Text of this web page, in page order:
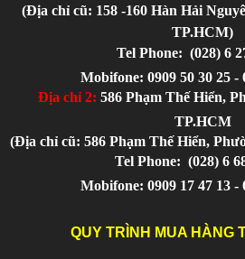
(Địa chỉ cũ: 158 -160 Hàn Hải
TP.HCM)
Tel Phone: (028) 6
Mobifone: 0909 50 30 25 -
Địa chỉ 2: 586 Phạm Thế Hiển,
TP.HCM
(Địa chỉ cũ: 586 Phạm Thế Hiển,
Tel Phone: (028) 6
Mobifone: 0909 17 47 13 -
QUY TRÌNH MUA HÀNG